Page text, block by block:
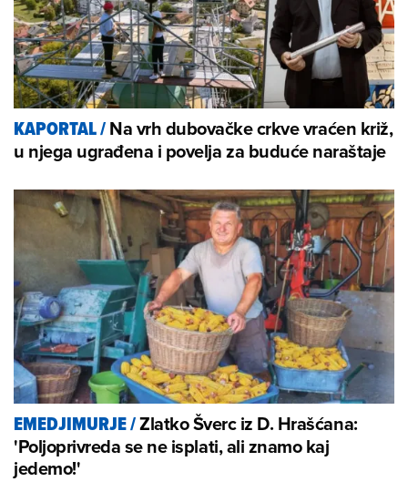
KAPORTAL/Na vrh dubovačke crkve vraćen križ,
u njega ugrađena i povelja za buduće naraštaje
EMEDJIMURJE/Zlatko Šverc iz D. Hrašćana:
'Poljoprivreda se ne isplati, ali znamo kaj
jedemo!'